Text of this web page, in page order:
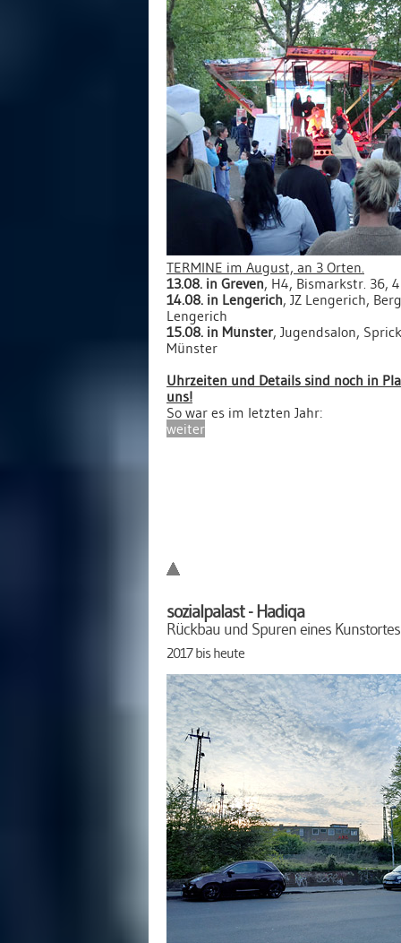
TERMINE im August, an 3 Orten.
13.08. in Greven, H4, Bismarkstr. 36,
14.08. in Lengerich, JZ Lengerich,
Lengerich
15.08. in Münster, Jugendsalon,
Münster
Uhrzeiten und Details sind noch in
uns!
So war es im letzten Jahr:
weiter
sozialpalast - Hadiqa
Rückbau und Spuren eines Kunstortes
2017 bis heute